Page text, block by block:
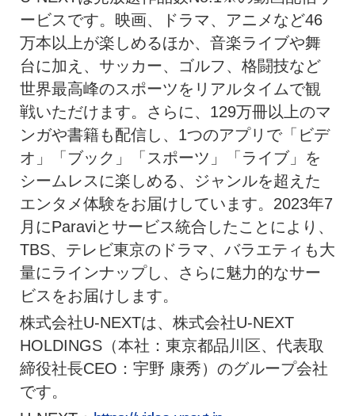
ービスです。映画、ドラマ、アニメなど46
万本以上が楽しめるほか、音楽ライブや舞
台に加え、サッカー、ゴルフ、格闘技など
世界最高峰のスポーツをリアルタイムで観
戦いただけます。さらに、129万冊以上のマ
ンガや書籍も配信し、1つのアプリで「ビデ
オ」「ブック」「スポーツ」「ライブ」を
シームレスに楽しめる、ジャンルを超えた
エンタメ体験をお届けしています。2023年7
月にParaviとサービス統合したことにより、
TBS、テレビ東京のドラマ、バラエティも大
量にラインナップし、さらに魅力的なサー
ビスをお届けします。
株式会社U-NEXTは、株式会社U-NEXT
HOLDINGS（本社：東京都品川区、代表取
締役社長CEO：宇野 康秀）のグループ会社
です。